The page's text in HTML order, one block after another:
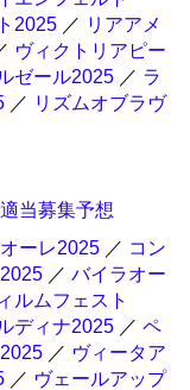
2025 ／ リアアメ
ヴィクトリアピー
ゼール2025 ／ ラ
／ リズムオブラヴ
当募集予想
ーレ2025 ／ コン
／ バイラオー
ルムフェスト
ディナ2025 ／ ペ
／ ヴィータア
／ ヴェールアップ